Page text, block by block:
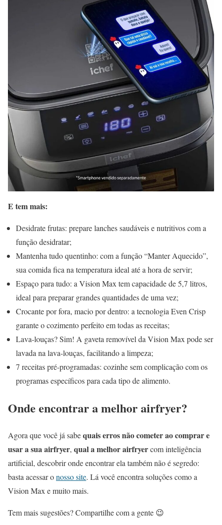
E tem mais:
Desidrate frutas: prepare lanches saudáveis e nutritivos com a
função desidratar;
Mantenha tudo quentinho: com a função “Manter Aquecido”,
sua comida fica na temperatura ideal até a hora de servir;
Espaço para tudo: a Vision Max tem capacidade de 5,7 litros,
ideal para preparar grandes quantidades de uma vez;
Crocante por fora, macio por dentro: a tecnologia Even Crisp
garante o cozimento perfeito em todas as receitas;
Lava-louças? Sim! A gaveta removível da Vision Max pode ser
lavada na lava-louças, facilitando a limpeza;
7 receitas pré-programadas: cozinhe sem complicação com os
programas específicos para cada tipo de alimento.
Onde encontrar a melhor airfryer?
Agora que você já sabequais erros não cometer ao comprar e
usar a sua airfryer, qual a melhor airfryercom inteligência
artificial, descobrir onde encontrar ela também não é segredo:
basta acessar onosso site. Lá você encontra soluções como a
Vision Max e muito mais.
Tem mais sugestões? Compartilhe com a gente 😉